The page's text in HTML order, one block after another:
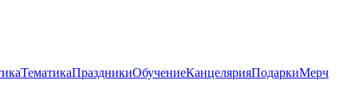
ТематикаПраздникиОбучениеКанцелярияПодаркиМерч